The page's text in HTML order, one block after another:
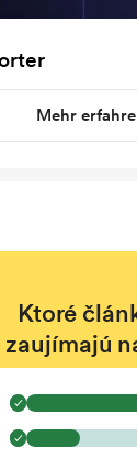
Mehr
Ktoré
zaujímajú
✓
✓